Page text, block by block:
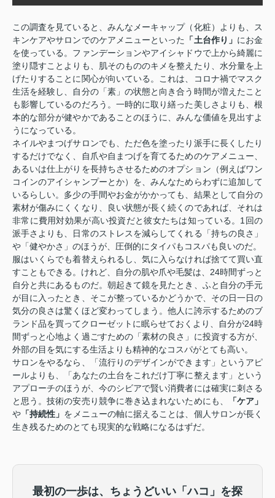
この調査を見ていると、みんなメーキャップ（化粧）よりも、ス
キンケアやサロンでのケアメニューといった
「土台作り」 にお金
を使っている。ファンデーションやアイシャドウで上から綺麗に
塗り隠すことよりも、肌そのもののキメを整えたり、水分量を上
げたりすることに関心が向いている。これは、コロナ禍でマスク
生活を経験し、自分の「素」の状態と向き合う時間が増えたこと
も影響しているのだろう。一時的に取り繕った美しさよりも、根
本的な部分が健やかであることのほうに、みんな価値を見出すよ
うになっている。
ネイルやまつげサロンでも、ただ色を塗ったり派手に長くしたり
するだけでなく、自爪や自まつげを育てるためのケアメニュー、
あるいは仕上がりを長持ちさせるためのオプション（例えばワン
コインのアイシャンプーとか）を、みんなためらわずに追加して
いるらしい。多少の手間やお金がかかっても、結果として自分の
素材が傷みにくくなり、良い状態が長く続くのであれば、それは
非常に費用対効果が高い投資だと彼女たちは知っている。1回の
派手さよりも、日常のストレスを減らしてくれる「持ちの良さ」
や「健やかさ」のほうが、圧倒的にタイパもコスパも良いのだ。
服はいくらでも着替えられるし、気に入らなければ捨てて買い直
すこともできる。けれど、自分の肌や爪や毛髪は、24時間ずっと
自分と共にあるものだ。朝起きて鏡を見たとき、ふと自分の手元
が目に入ったとき、そこが整っているかどうかで、その日一日の
気分の良さは驚くほど変わってしまう。他人に誇示するためのブ
ランド品を買ってクローゼットに眠らせておくより、自分が24時
間ずっと心地よく過ごすための「素材の良さ」に投資する方が、
外部の目を気にする生活よりも精神的なコスパがとても高い。
サロンをやるなら、「流行りのデザインができます」というアピ
ールよりも、「あなたの土台をこれだけ丁寧に整えます」という
アプローチのほうが、今のシビアで賢い消費者には確実に刺さる
と思う。技術の安売り競争に巻き込まれないためにも、
「ケア」
や 「持続性」 をメニューの軸に据えることは、個人サロンが長く
生き残るためのとても現実的な戦略になるはずだ。
最初の一歩は、ちょうどいい「ハコ」を探